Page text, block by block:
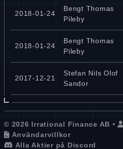
2018-01-24
Bengt Thomas
Pileby
2018-01-24
Bengt Thomas
Pileby
2017-12-21
Stefan Nils Olof
Sandor
© 2026 Irrational Finance AB •
Användarvillkor
Alla Aktier på Discord